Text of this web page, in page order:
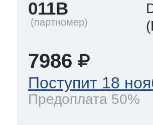
011B
7986
Поступит 18
Предоплата 50%